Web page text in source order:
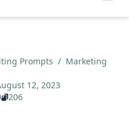
Prompts / Marketing
12, 2023
206